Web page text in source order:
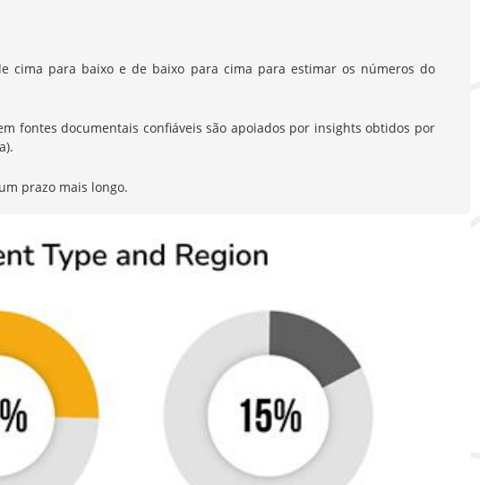
cima para baixo e de baixo para cima para estimar os números do
fontes documentais confiáveis são apoiados por insights obtidos por
prazo mais longo.